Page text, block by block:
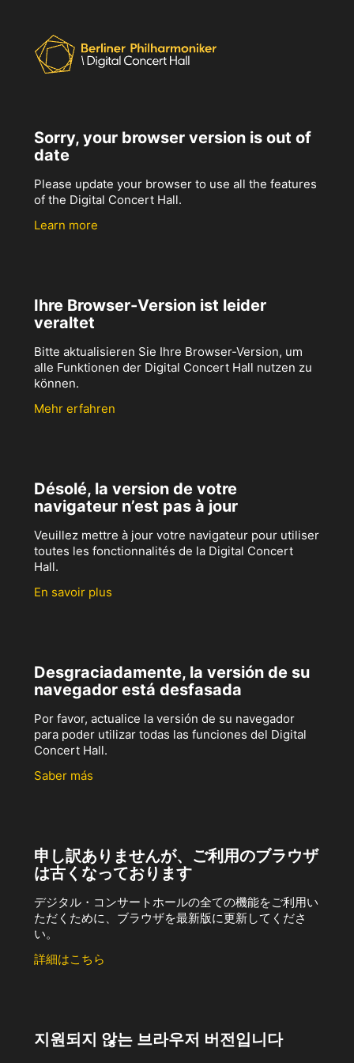
Sorry, your browser version is out of
date
Please update your browser to use all the features
of the Digital Concert Hall.
Learn more
Ihre Browser-Version ist leider
veraltet
Bitte aktualisieren Sie Ihre Browser-Version, um
alle Funktionen der Digital Concert Hall nutzen zu
können.
Mehr erfahren
Désolé, la version de votre
navigateur n’est pas à jour
Veuillez mettre à jour votre navigateur pour utiliser
toutes les fonctionnalités de la Digital Concert
Hall.
En savoir plus
Desgraciadamente, la versión de su
navegador está desfasada
Por favor, actualice la versión de su navegador
para poder utilizar todas las funciones del Digital
Concert Hall.
Saber más
申し訳ありませんが、ご利用のブラウザ
は古くなっております
デジタル・コンサートホールの全ての機能をご利用い
ただくために、ブラウザを最新版に更新してくださ
い。
詳細はこちら
지원되지 않는 브라우저 버전입니다